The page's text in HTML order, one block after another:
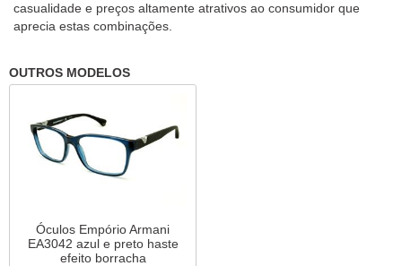
casualidade e preços altamente atrativos ao consumidor que
aprecia estas combinações.
OUTROS MODELOS
Óculos Empório Armani
EA3042 azul e preto haste
efeito borracha